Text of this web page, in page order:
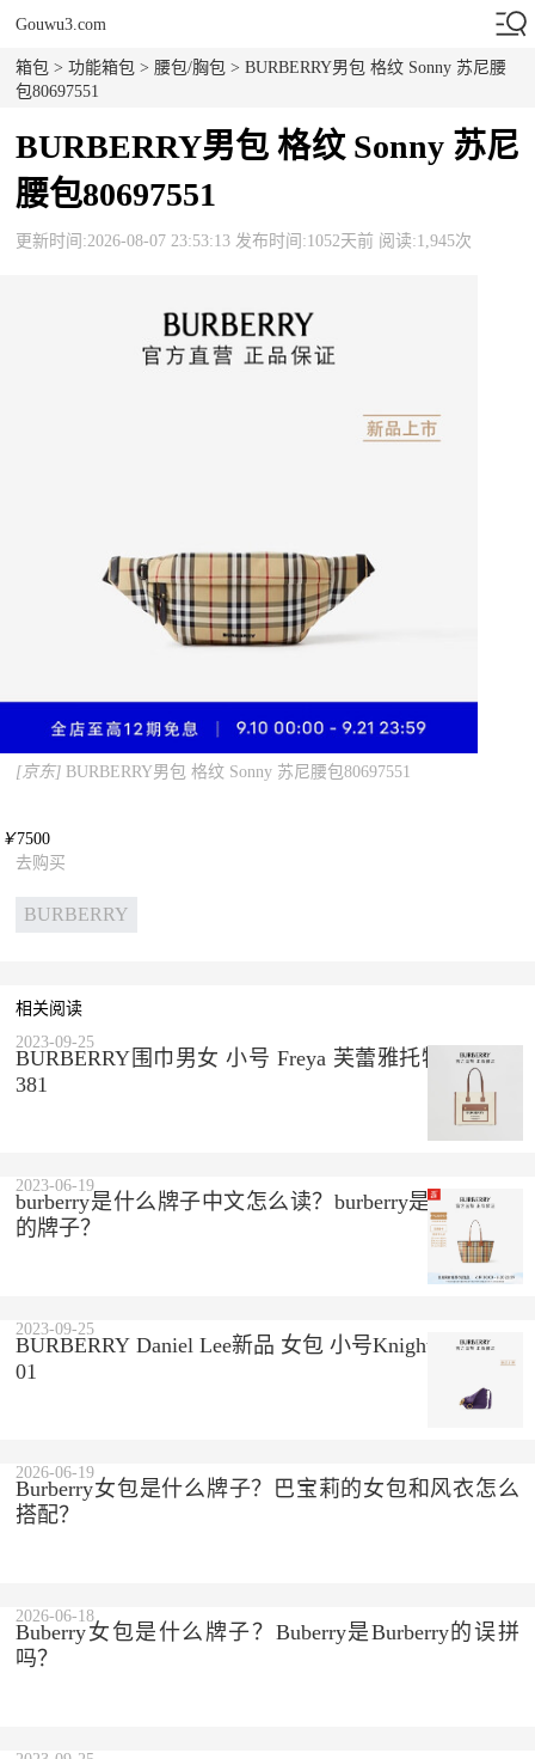
Gouwu3.com
箱包 >功能箱包 >腰包/胸包 > BURBERRY男包 格纹 Sonny 苏尼腰
包80697551
BURBERRY男包 格纹 Sonny 苏尼
腰包80697551
更新时间:2026-08-07 23:53:13 发布时间:1052天前 阅读:1,945次
[京东] BURBERRY男包 格纹 Sonny 苏尼腰包80697551
￥7500
去购买
BURBERRY
相关阅读
BURBERRY围巾男女 小号 Freya 芙蕾雅托特包80441
381
2023-09-25
burberry是什么牌子中文怎么读？burberry是哪个国家
的牌子？
2023-06-19
BURBERRY Daniel Lee新品 女包 小号Knight包807763
01
2023-09-25
Burberry女包是什么牌子？巴宝莉的女包和风衣怎么
搭配？
2026-06-19
Buberry女包是什么牌子？Buberry是Burberry的误拼
吗？
2026-06-18